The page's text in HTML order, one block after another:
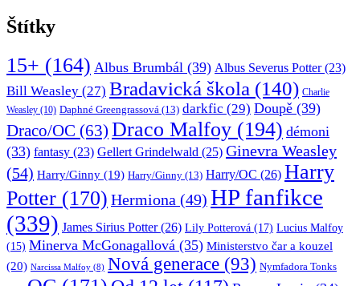
Štítky
15+ (164) Albus Brumbál (39) Albus Severus Potter(23)
Bill Weasley (27) Bradavická škola (140) Charlie
Weasley (10) Daphné Greengrassová (13) darkfic (29) Doupě (39)
Draco/OC (63) Draco Malfoy (194) démoni
(33) fantasy (23) Gellert Grindelwald (25) Ginevra Weasley
(54) Harry/Ginny (19) Harry/Ginny (13) Harry/OC (26) Harry
Potter (170) Hermiona (49) HP fanfikce
(339) James Sirius Potter(26) Lily Potterová (17) Lucius Malfoy
(15) Minerva McGonagallová (35) Ministerstvo čar a kouzel
(20) Narcissa Malfoy (8) Nová generace (93) Nymfadora Tonks